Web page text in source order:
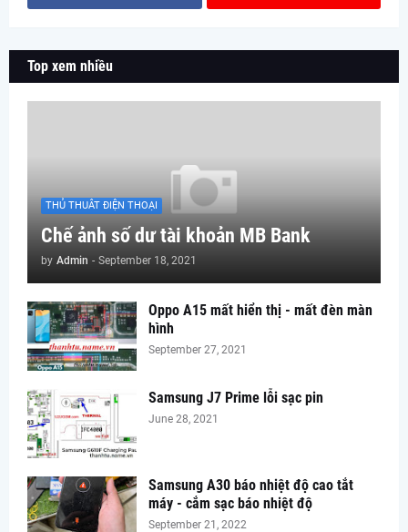
Top xem nhiều
THỦ THUÂT ĐIỆN THOẠI
Chế ảnh số dư tài khoản MB Bank
by Admin - September 18, 2021
Oppo A15 mất hiển thị - mất đèn màn
hình
September 27, 2021
Samsung J7 Prime lỗi sạc pin
June 28, 2021
Samsung A30 báo nhiệt độ cao tắt
máy - cắm sạc báo nhiệt độ
September 21, 2022